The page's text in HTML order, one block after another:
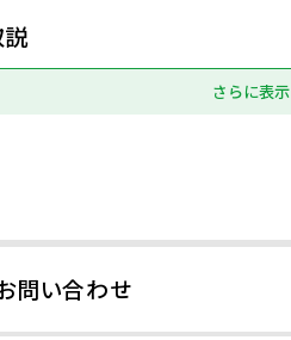
さらに表示
問い合わせ